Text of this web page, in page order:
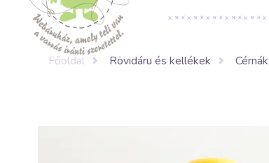
Főoldal Rövidáru és kellékek Cérnák